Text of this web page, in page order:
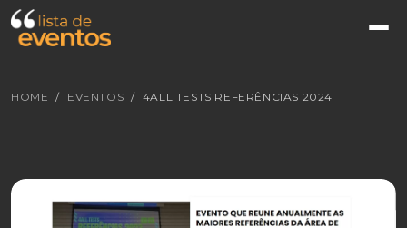
HOME EVENTOS 4ALL TESTS REFERÊNCIAS 2024